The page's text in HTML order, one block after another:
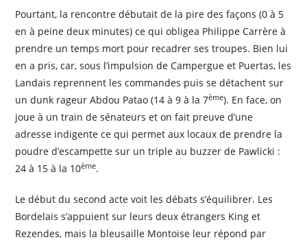
Pourtant, la rencontre débutait de la pire des façons (0 à 5
en à peine deux minutes) ce qui obligea Philippe Carrère à
prendre un temps mort pour recadrer ses troupes. Bien lui
en a pris, car, sous l’impulsion de Campergue et Puertas, les
Landais reprennent les commandes puis se détachent sur
un dunk rageur Abdou Patao (14 à 9 à la 7ème). En face, on
joue à un train de sénateurs et on fait preuve d’une
adresse indigente ce qui permet aux locaux de prendre la
poudre d’escampette sur un triple au buzzer de Pawlicki :
24 à 15 à la 10ème.
Le début du second acte voit les débats s’équilibrer. Les
Bordelais s’appuient sur leurs deux étrangers King et
Rezendes, mais la bleusaille Montoise leur répond par